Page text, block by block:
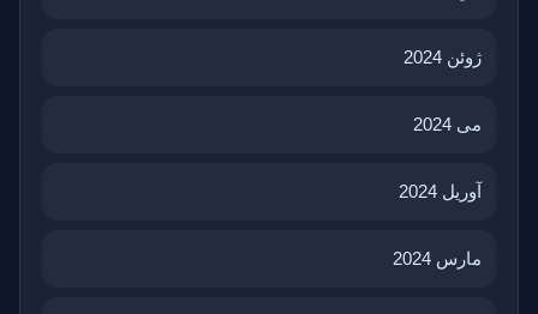
ژوئن 2024
می 2024
آوریل 2024
مارس 2024